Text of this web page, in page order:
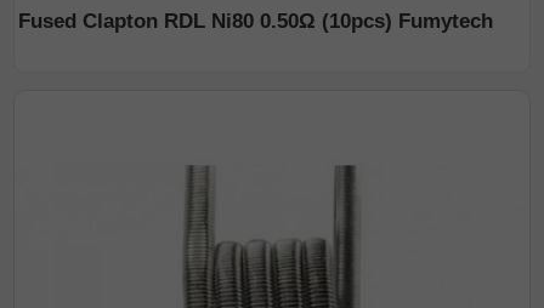
Fused Clapton RDL Ni80 0.50Ω (10pcs) Fumytech